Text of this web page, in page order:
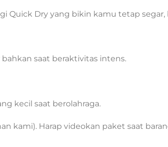
Quick Dry yang bikin kamu tetap
saat beraktivitas intens.
kecil saat berolahraga.
kami). Harap videokan paket saat